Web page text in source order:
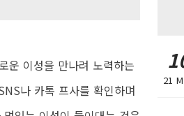
운 이성을 만나려 노력하는
나 카톡 프사를 확인하며
21